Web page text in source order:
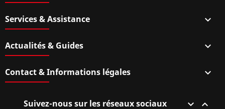
Services & Assistance 
Actualités & Guides 
Contact & Informations légales 
Suivez-nous sur les réseaux sociaux  